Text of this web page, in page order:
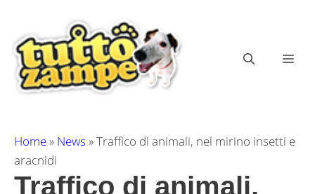
contenuto
Home» News »Traffico di animali, nel mirino insetti e
aracnidi
Traffico di animali,